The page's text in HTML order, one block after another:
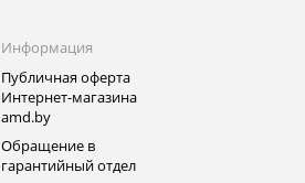
Информация
Публичная оферта
Интернет-магазина
amd.by
Обращение в
гарантийный отдел